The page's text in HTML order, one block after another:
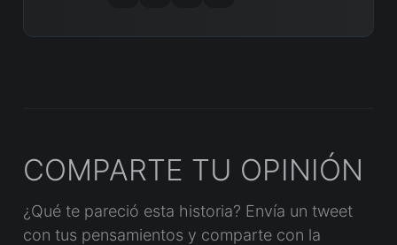
COMPARTE TU OPINIÓN
¿Qué te pareció esta historia? Envía un tweet
con tus pensamientos y comparte con la